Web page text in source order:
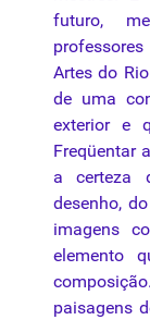
futuro,
Artes do
de uma
exterior e
Freqüentar
a certeza
desenho,
imagens
elemento
composição
paisagens